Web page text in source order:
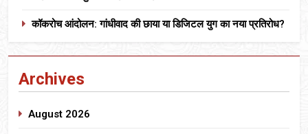
कॉकरोच आंदोलन: गांधीवाद की छाया या डिजिटल युग का नया प्रतिरोध?
Archives
August 2026